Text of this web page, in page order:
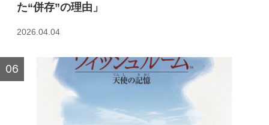
た“併存”の理由」
2026.04.04